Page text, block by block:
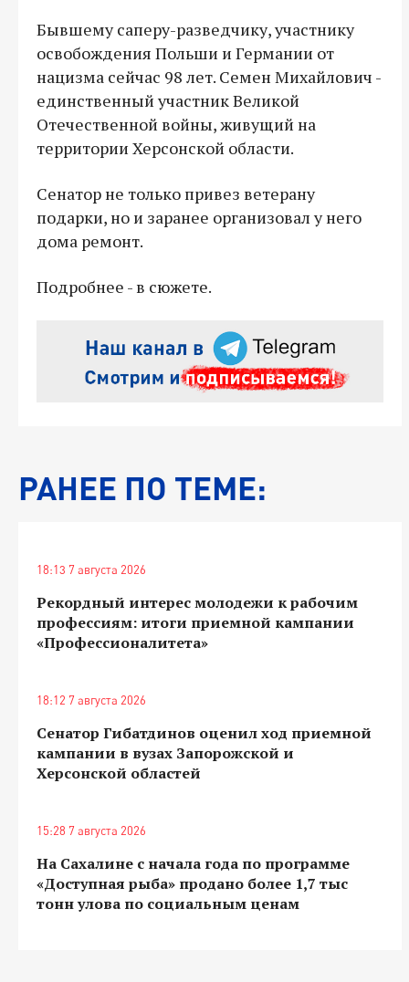
Бывшему саперу-разведчику, участнику
освобождения Польши и Германии от
нацизма сейчас 98 лет. Семен Михайлович -
единственный участник Великой
Отечественной войны, живущий на
территории Херсонской области.
Сенатор не только привез ветерану
подарки, но и заранее организовал у него
дома ремонт.
Подробнее - в сюжете.
РАНЕЕ ПО ТЕМЕ:
18:13 7 августа 2026
Рекордный интерес молодежи к рабочим
профессиям: итоги приемной кампании
«Профессионалитета»
18:12 7 августа 2026
Сенатор Гибатдинов оценил ход приемной
кампании в вузах Запорожской и
Херсонской областей
15:28 7 августа 2026
На Сахалине с начала года по программе
«Доступная рыба» продано более 1,7 тыс
тонн улова по социальным ценам